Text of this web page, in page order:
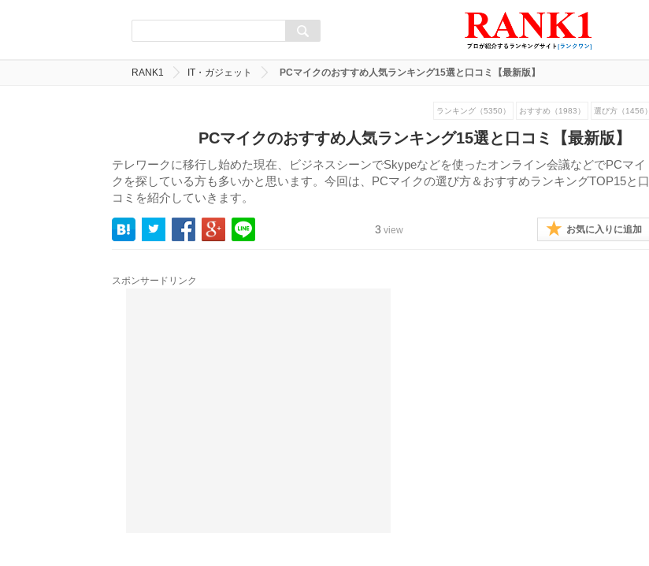
RANK1 IT・ガジェット PCマイクのおすすめ人気ランキング15選と口コミ【最新版】
ランキング（5350） おすすめ（1983） 選び方（1456）
PCマイクのおすすめ人気ランキング15選と口コミ【最新版】
テレワークに移行し始めた現在、ビジネスシーンでSkypeなどを使ったオンライン会議などでPCマイ
クを探している方も多いかと思います。今回は、PCマイクの選び方＆おすすめランキングTOP15と口
コミを紹介していきます。
3 view お気に入りに追加
スポンサードリンク